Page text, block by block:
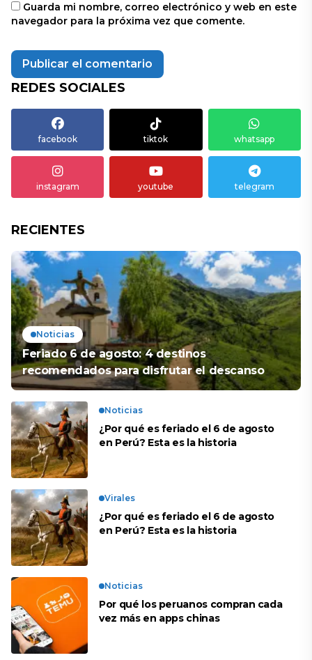
Guarda mi nombre, correo electrónico y web en este
navegador para la próxima vez que comente.
REDES SOCIALES
facebook tiktok whatsapp
instagram youtube telegram
RECIENTES
Noticias
Feriado 6 de agosto: 4 destinos
recomendados para disfrutar el descanso
Noticias
¿Por qué es feriado el 6 de agosto
en Perú? Esta es la historia
Virales
¿Por qué es feriado el 6 de agosto
en Perú? Esta es la historia
Noticias
Por qué los peruanos compran cada
vez más en apps chinas